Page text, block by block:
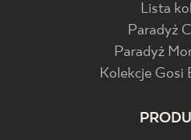
Lista
Paradyż
Paradyż
Kolekcje Gosi